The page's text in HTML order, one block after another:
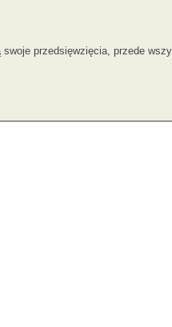
przedsięwzięcia, przede